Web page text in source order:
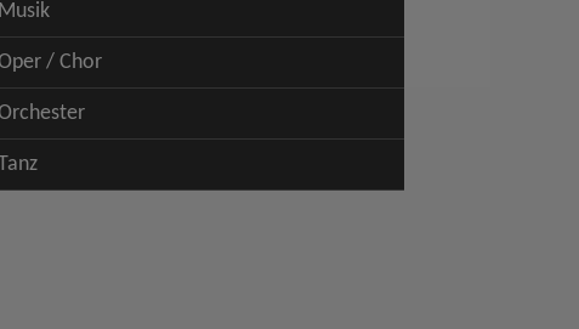
Musik
/ Chor
Tanz